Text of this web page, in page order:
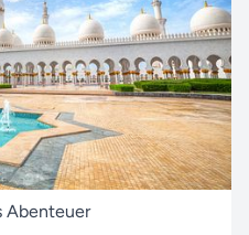
Abenteuer